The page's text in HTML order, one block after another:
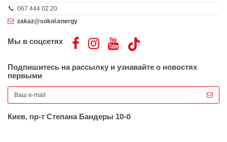
067 444 02 20
zakaz@sokol.energy
Мы в соцсетях
Подпишитесь на рассылку и узнавайте о новостях
первыми
Киев, пр-т Степана Бандеры 10-б